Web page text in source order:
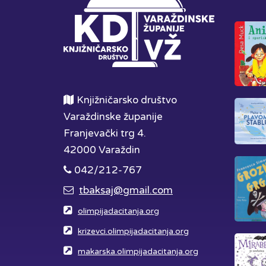
Knjižničarsko društvo
Varaždinske županije
Franjevački trg 4.
42000 Varaždin
042/212-767
tbaksaj@gmail.com
olimpijadacitanja.org
krizevci.olimpijadacitanja.org
makarska.olimpijadacitanja.org